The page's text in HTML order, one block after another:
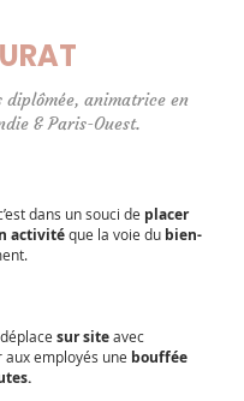
diplômée, animatrice en
& Paris-Ouest.
dans un souci de placer
activitéque la voie du bien-
sur siteavec
employés une bouffée